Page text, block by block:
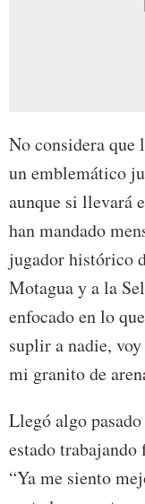
No considera que
un emblemático
aunque si llevará
han mandado
jugador histórico
Motagua y a la
enfocado en lo
suplir a nadie,
mi granito de
Llegó algo
estado
“Ya me siento